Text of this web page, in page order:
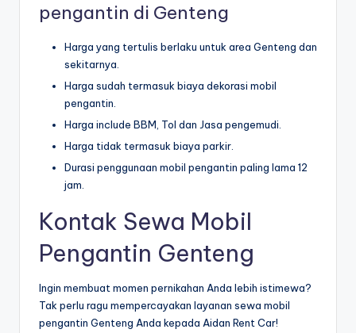
pengantin di Genteng
Harga yang tertulis berlaku untuk area Genteng dan
sekitarnya.
Harga sudah termasuk biaya dekorasi mobil
pengantin.
Harga include BBM, Tol dan Jasa pengemudi.
Harga tidak termasuk biaya parkir.
Durasi penggunaan mobil pengantin paling lama 12
jam.
Kontak Sewa Mobil
Pengantin Genteng
Ingin membuat momen pernikahan Anda lebih istimewa?
Tak perlu ragu mempercayakan layanan sewa mobil
pengantin Genteng Anda kepada Aidan Rent Car!